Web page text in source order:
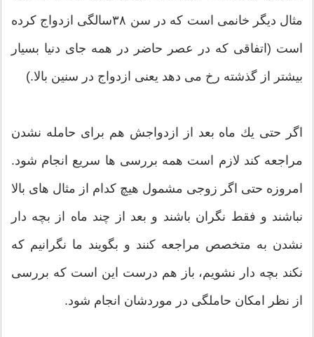
مثال دیگر خانمی است كه در سن ۳۸سالگی ازدواج كرده
است (اتفاقی كه در عصر حاضر در همه جای دنیا بسیار
بیشتر از گذشته رخ می دهد یعنی ازدواج در سنین بالا.)
اگر حتی یك ماه بعد از ازدواجش هم برای حامله نشدن
مراجعه كند لازم است همه بررسی ها سریع انجام شود.
امروزه حتی اگر زوجی مشمول هیچ كدام از مثال های بالا
نباشند و فقط نگران باشند و بعد از چند ماه از بچه دار
نشدن به متخصص مراجعه كنند و بگویند ما نگرانیم كه
نكند بچه دار نشویم، باز هم درست این است كه بررسی
از نظر امكان حاملگی در موردشان انجام شود.